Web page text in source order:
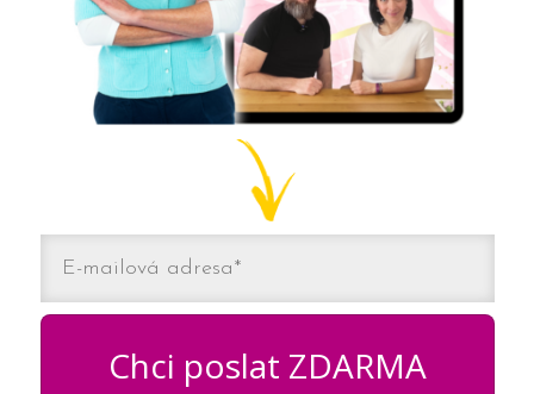
Chci poslat ZDARMA